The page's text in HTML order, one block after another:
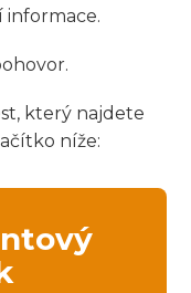
informace.
který najdete
níže: